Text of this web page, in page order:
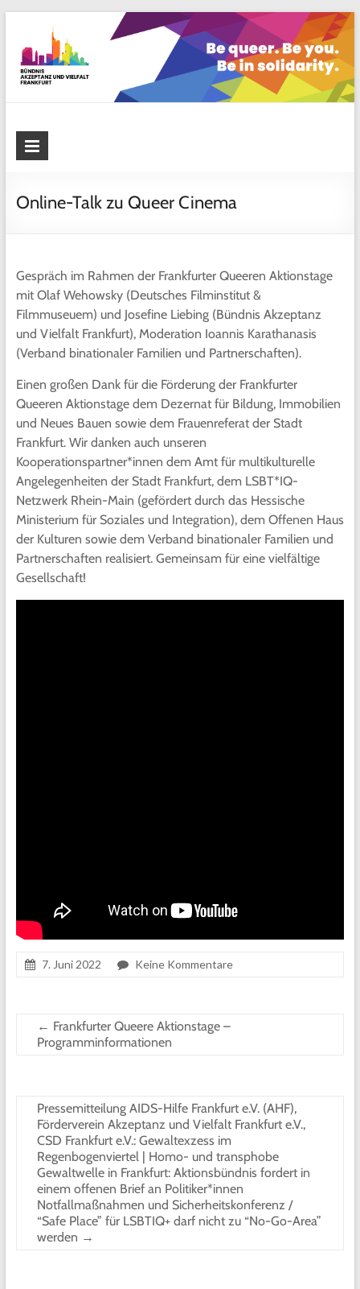
content
Bündnis Akzeptanz und Vielfalt
Online-Talk zu Queer Cinema
Gespräch im Rahmen der Frankfurter Queeren Aktionstage
mit Olaf Wehowsky (Deutsches Filminstitut &
Filmmuseuem) und Josefine Liebing (Bündnis Akzeptanz
und Vielfalt Frankfurt), Moderation Ioannis Karathanasis
(Verband binationaler Familien und Partnerschaften).
Einen großen Dank für die Förderung der Frankfurter
Queeren Aktionstage dem Dezernat für Bildung, Immobilien
und Neues Bauen sowie dem Frauenreferat der Stadt
Frankfurt. Wir danken auch unseren
Kooperationspartner*innen dem Amt für multikulturelle
Angelegenheiten der Stadt Frankfurt, dem LSBT*IQ-
Netzwerk Rhein-Main (gefördert durch das Hessische
Ministerium für Soziales und Integration), dem Offenen Haus
der Kulturen sowie dem Verband binationaler Familien und
Partnerschaften realisiert. Gemeinsam für eine vielfältige
Gesellschaft!
7. Juni 2022 Keine Kommentare
← Frankfurter Queere Aktionstage –
Programminformationen
Pressemitteilung AIDS-Hilfe Frankfurt e.V. (AHF),
Förderverein Akzeptanz und Vielfalt Frankfurt e.V.,
CSD Frankfurt e.V.: Gewaltexzess im
Regenbogenviertel | Homo- und transphobe
Gewaltwelle in Frankfurt: Aktionsbündnis fordert in
einem offenen Brief an Politiker*innen
Notfallmaßnahmen und Sicherheitskonferenz /
“Safe Place” für LSBTIQ+ darf nicht zu “No-Go-Area”
werden →